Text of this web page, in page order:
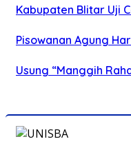
Kabupaten Blitar Uji
Pisowanan Agung
Usung “Manggih